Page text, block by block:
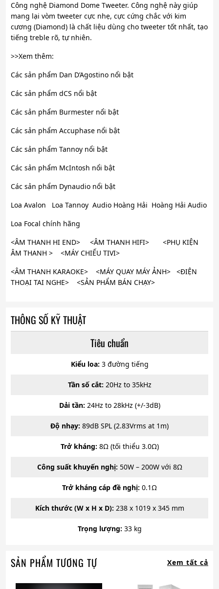
Công nghệ Diamond Dome Tweeter. Công nghệ này giúp
mang lại vòm tweeter cực nhẹ, cực cứng chắc với kim
cương (Diamond) là chất liệu dùng cho tweeter tốt nhất, tạo
tiếng treble rõ, tự nhiên.
>>Xem thêm:
Các sản phẩm Dan D’Agostino nổi bật
Các sản phẩm dCS nổi bật
Các sản phẩm Burmester nổi bật
Các sản phẩm Accuphase nổi bật
Các sản phẩm Tannoy nổi bật
Các sản phẩm McIntosh nổi bật
Các sản phẩm Dynaudio nổi bật
Loa Avalon Loa Tannoy Audio Hoàng Hải Hoàng Hải Audio
Loa Focal chính hãng
<ÂM THANH HI END> <ÂM THANH HIFI> <PHỤ KIỆN
ÂM THANH > <MÁY CHIẾU TIVI>
<ÂM THANH KARAOKE> <MÁY QUAY MÁY ẢNH> <ĐIỆN
THOẠI TAI NGHE> <SẢN PHẨM BÁN CHẠY>
THÔNG SỐ KỸ THUẬT
Tiêu chuẩn
Kiểu loa: 3 đường tiếng
Tần số cắt: 20Hz to 35kHz
Dải tần: 24Hz to 28kHz (+/-3dB)
Độ nhạy: 89dB SPL (2.83Vrms at 1m)
Trở kháng: 8Ω (tối thiểu 3.0Ω)
Công suất khuyến nghị: 50W – 200W với 8Ω
Trở kháng cáp đề nghị: 0.1Ω
Kích thước (W x H x D): 238 x 1019 x 345 mm
Trọng lượng: 33 kg
SẢN PHẨM TƯƠNG TỰ Xem tất cả